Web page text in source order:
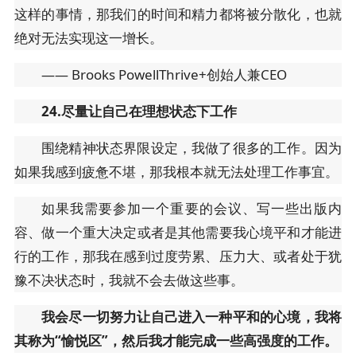
这样的事情，那我们的时间和精力都将被分散化，也就
绝对无法实现这一增长。
—— Brooks PowellThrive+创始人兼CEO
24.尽量让自己在理想状态下工作
围绕精神状态界限设定，我做了很多的工作。因为
如果我感到疲惫不堪，那我根本就无法处理工作事宜。
如果我需要参加一个重要的会议、写一些出版内
容、做一个重大决定或者是其他需要我心境平和才能进
行的工作，那我在感到过度劳累、压力大、或者处于犹
豫不决状态时，我就不会去做这些事。
我会尽一切努力让自己进入一种平和的心境，我将
其称为“愉悦区”，然后我才能完成一些高强度的工作。